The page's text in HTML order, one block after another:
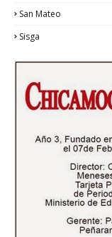
San Mateo
Sisga